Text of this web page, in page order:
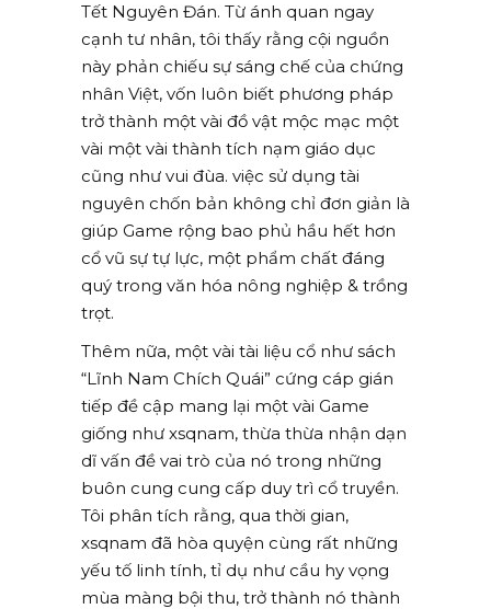
Tết Nguyên Đán. Từ ánh quan ngay
cạnh tư nhân, tôi thấy rằng cội nguồn
này phản chiếu sự sáng chế của chứng
nhân Việt, vốn luôn biết phương pháp
trở thành một vài đồ vật mộc mạc một
vài một vài thành tích nạm giáo dục
cũng như vui đùa. việc sử dụng tài
nguyên chốn bản không chỉ đơn giản là
giúp Game rộng bao phủ hầu hết hơn
cổ vũ sự tự lực, một phẩm chất đáng
quý trong văn hóa nông nghiệp & trồng
trọt.
Thêm nữa, một vài tài liệu cổ như sách
“Lĩnh Nam Chích Quái” cứng cáp gián
tiếp đề cập mang lại một vài Game
giống như xsqnam, thừa thừa nhận dạn
dĩ vấn đề vai trò của nó trong những
buôn cung cung cấp duy trì cổ truyền.
Tôi phân tích rằng, qua thời gian,
xsqnam đã hòa quyện cùng rất những
yếu tố linh tính, tỉ dụ như cầu hy vọng
mùa màng bội thu, trở thành nó thành